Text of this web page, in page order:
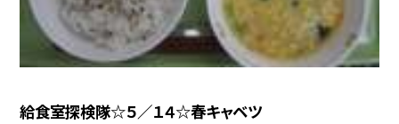
給食室探検隊☆５／１４☆春キャベツ